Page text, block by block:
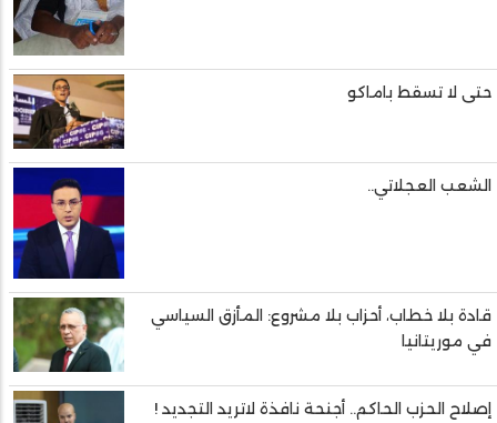
حتى لا تسقط باماكو
الشعب العجلاتي..
قادة بلا خطاب، أحزاب بلا مشروع: المأزق السياسي
في موريتانيا
إصلاح الحزب الحاكم.. أجنحة نافذة لاتريد التجديد !